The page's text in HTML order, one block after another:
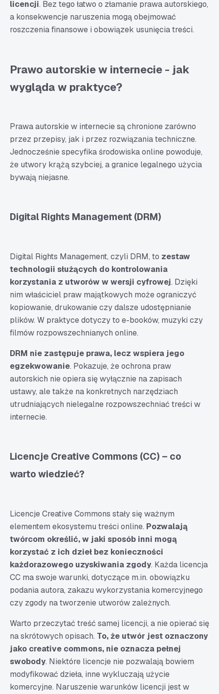
licencji. Bez tego łatwo o złamanie prawa autorskiego,
a konsekwencje naruszenia mogą obejmować
roszczenia finansowe i obowiązek usunięcia treści.
Prawo autorskie w internecie - jak
wygląda w praktyce?
Prawa autorskie w internecie są chronione zarówno
przez przepisy, jak i przez rozwiązania techniczne.
Jednocześnie specyfika środowiska online powoduje,
że utwory krążą szybciej, a granice legalnego użycia
bywają niejasne.
Digital Rights Management (DRM)
Digital Rights Management, czyli DRM, to zestaw
technologii służących do kontrolowania
korzystania z utworów w wersji cyfrowej. Dzięki
nim właściciel praw majątkowych może ograniczyć
kopiowanie, drukowanie czy dalsze udostępnianie
plików. W praktyce dotyczy to e-booków, muzyki czy
filmów rozpowszechnianych online.
DRM nie zastępuje prawa, lecz wspiera jego
egzekwowanie. Pokazuje, że ochrona praw
autorskich nie opiera się wyłącznie na zapisach
ustawy, ale także na konkretnych narzędziach
utrudniających nielegalne rozpowszechniać treści w
internecie.
Licencje Creative Commons (CC) – co
warto wiedzieć?
Licencje Creative Commons stały się ważnym
elementem ekosystemu treści online. Pozwalają
twórcom określić, w jaki sposób inni mogą
korzystać z ich dzieł bez konieczności
każdorazowego uzyskiwania zgody. Każda licencja
CC ma swoje warunki, dotyczące m.in. obowiązku
podania autora, zakazu wykorzystania komercyjnego
czy zgody na tworzenie utworów zależnych.
Warto przeczytać treść samej licencji, a nie opierać się
na skrótowych opisach. To, że utwór jest oznaczony
jako creative commons, nie oznacza pełnej
swobody. Niektóre licencje nie pozwalają bowiem
modyfikować dzieła, inne wykluczają użycie
komercyjne. Naruszenie warunków licencji jest w